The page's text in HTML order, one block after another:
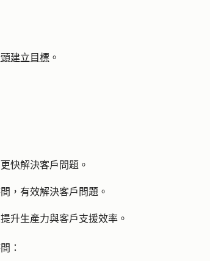
建立目標 。
快解決客戶問題。
，有效解決客戶問題。
升生產力與客戶支援效率。
：